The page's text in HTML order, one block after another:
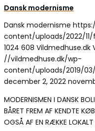
Dansk modernisme
Dansk modernisme
content/uploads/2022/11/
1024 608 Vildmedhuse.dk
//vildmedhuse.dk/wp-
content/uploads/2019/
december 2, 2022
MODERNISMEN I DANSK
BÅRET FREM AF KENDTE
OGSÅ AF EN RÆKKE LOKALT